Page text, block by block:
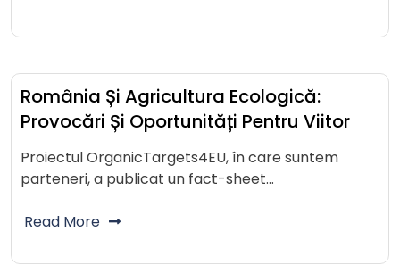
România Și Agricultura Ecologică:
Provocări Și Oportunități Pentru Viitor
Proiectul OrganicTargets4EU, în care suntem
parteneri, a publicat un fact-sheet…
Read More